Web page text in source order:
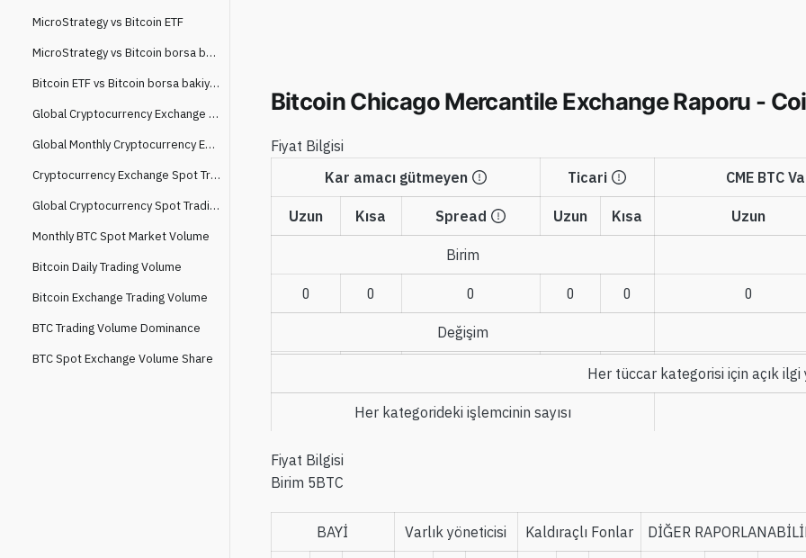
MicroStrategy vs Bitcoin ETF
MicroStrategy vs Bitcoin borsa bakiyeleri
Bitcoin ETF vs Bitcoin borsa bakiyeleri
Global Cryptocurrency Exchange Spot Trading Volume
Global Monthly Cryptocurrency Exchange Spot Trading Volume
Cryptocurrency Exchange Spot Trading Volume Market Share
Global Cryptocurrency Spot Trading Volume
Monthly BTC Spot Market Volume
Bitcoin Daily Trading Volume
Bitcoin Exchange Trading Volume
BTC Trading Volume Dominance
BTC Spot Exchange Volume Share
Bitcoin Chicago Mercantile Exchange Raporu -
Fiyat Bilgisi
Kar amacı gütmeyen
Ticari CME BTC
Uzun Kısa Spread Uzun Kısa Uzun
Birim
0 0 0 0 0 0
Değişim
Her tüccar kategorisi için açık ilgi
Her kategorideki işlemcinin sayısı
Fiyat Bilgisi
Birim 5BTC
BAYİ Varlık yöneticisi Kaldıraçlı Fonlar DİĞER